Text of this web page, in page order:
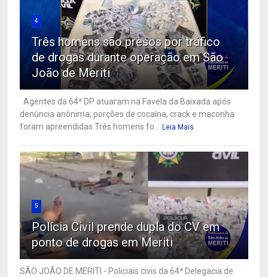
4
Três homens são presos por tráfico
de drogas durante operação em São
João de Meriti
Agentes da 64ª DP atuaram na Favela da Baixada após
denúncia anônima; porções de cocaína, crack e maconha
foram apreendidas Três homens fo... Leia Mais
5
Polícia Civil prende dupla do CV em
ponto de drogas em Meriti
SÃO JOÃO DE MERITI - Policiais civis da 64ª Delegacia de